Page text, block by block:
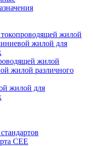
жилой
жилой для
жилой
жилой различного
жилой для
CEE